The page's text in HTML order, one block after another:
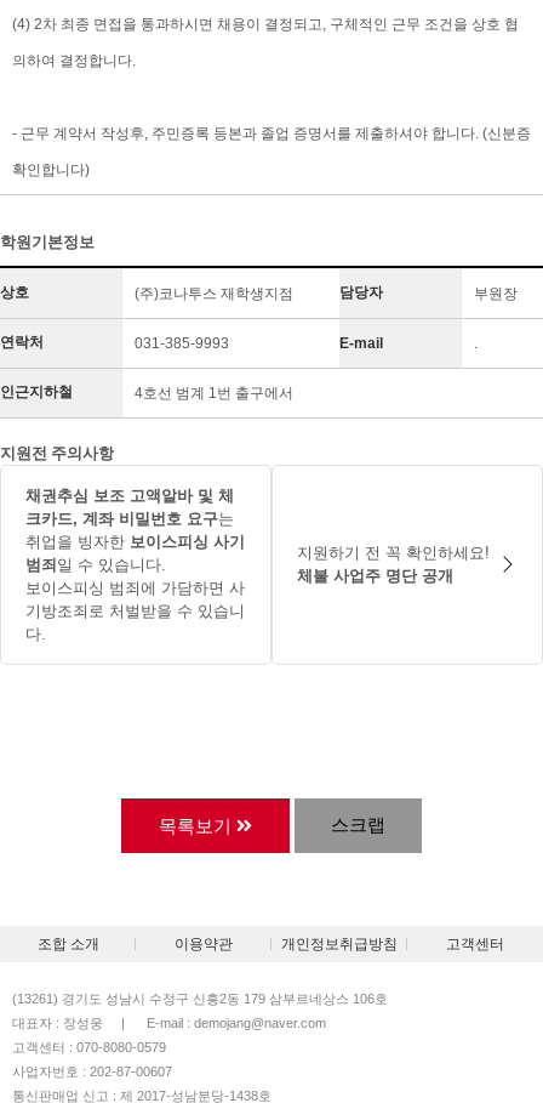
(4) 2차 최종 면접을 통과하시면 채용이 결정되고, 구체적인 근무 조건을 상호 협
의하여 결정합니다.
- 근무 계약서 작성후, 주민증록 등본과 졸업 증명서를 제출하셔야 합니다. (신분증
확인합니다)
학원기본정보
상호 (주)코나투스 재학생지점 담당자 부원장
연락처 031-385-9993 E-mail .
인근지하철 4호선 범계 1번 출구에서
지원전 주의사항
채권추심 보조 고액알바 및 체
크카드, 계좌 비밀번호 요구는
취업을 빙자한 보이스피싱 사기
범죄 일 수 있습니다.
보이스피싱 범죄에 가담하면 사
기방조죄로 처벌받을 수 있습니
다.
지원하기 전 꼭 확인하세요!
체불 사업주 명단 공개
목록보기 스크랩
조합 소개 이용약관 개인정보취급방침 고객센터
(13261) 경기도 성남시 수정구 신흥2동 179 삼부르네상스 106호
대표자 : 장성웅
|
E-mail : demojang@naver.com
고객센터 : 070-8080-0579
사업자번호 : 202-87-00607
통신판매업 신고 : 제 2017-성남분당-1438호